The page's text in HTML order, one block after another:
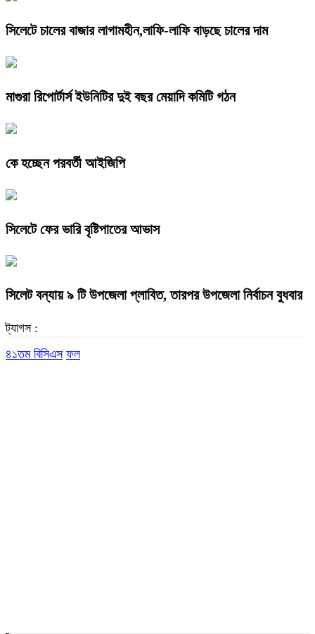
সিলেটে চালের বাজার লাগামহীন,লাফি-লাফি বাড়ছে চালের দাম
মাগুরা রিপোর্টার্স ইউনিটির দুই বছর মেয়াদি কমিটি গঠন
কে হচ্ছেন পরবর্তী আইজিপি
সিলেটে ফের ভারি বৃষ্টিপাতের আভাস
সিলেট বন্যায় ৯ টি উপজেলা প্লাবিত, তারপর উপজেলা নির্বাচন বুধবার
ট্যাগস :
৪১তম বিসিএস ফল